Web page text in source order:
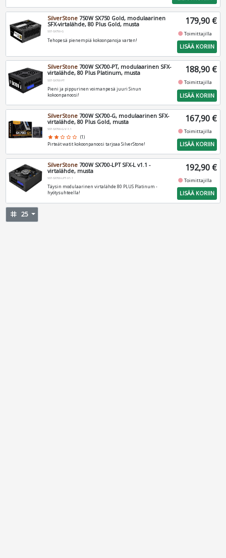
SilverStone 750W SX750 Gold, modulaarinen
SFX-virtalähde, 80 Plus Gold, musta
SST-SX750-G
Tehopesä pienempiä kokoonpanoja varten!
179,90 €
fiber_manual_recordToimittajilla
LISÄÄ KORIIN
SilverStone 700W SX700-PT, modulaarinen SFX-
virtalähde, 80 Plus Platinum, musta
SST-SX700-PT
Pieni ja pippurinen voimanpesä juuri Sinun
kokoonpanoosi!
188,90 €
fiber_manual_recordToimittajilla
LISÄÄ KORIIN
SilverStone 700W SX700-G, modulaarinen SFX-
virtalähde, 80 Plus Gold, musta
SST-SX700-G-V-1.1
star star star_border star_border star_border (1)
Pirteät watit kokoonpanoosi tarjoaa SilverStone!
167,90 €
fiber_manual_recordToimittajilla
LISÄÄ KORIIN
SilverStone 700W SX700-LPT SFX-L v1.1 -
virtalähde, musta
SST-SX700-LPT-V1.1
Täysin modulaarinen virtalähde 80 PLUS Platinum -
hyötysuhteella!
192,90 €
fiber_manual_recordToimittajilla
LISÄÄ KORIIN
tag 25